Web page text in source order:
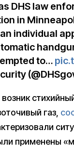
DHS law
in
individual
to…
газ,
применены